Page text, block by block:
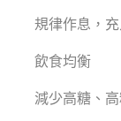
規律作息，
飲食均衡
減少高糖、